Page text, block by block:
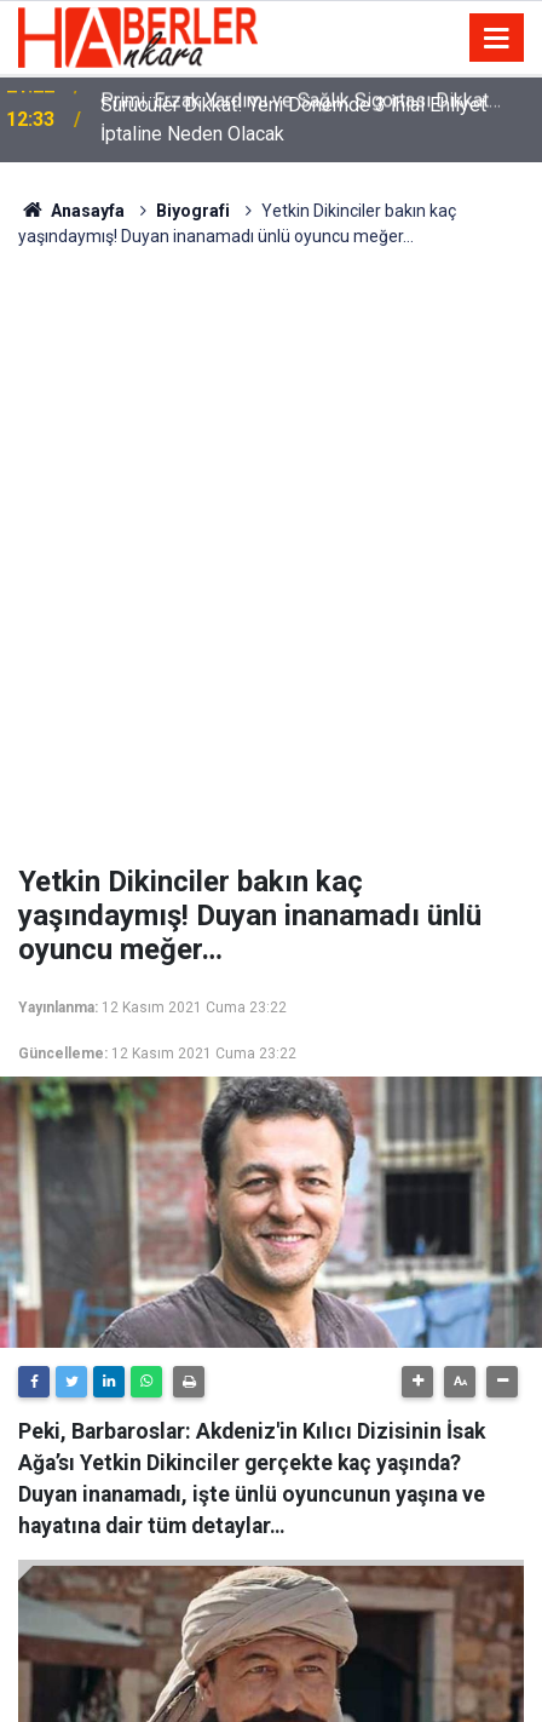
12:33
Sürücüler Dikkat! Yeni Dönemde 3 İhlal Ehliyet
İptaline Neden Olacak
Anasayfa Biyografi
Yetkin Dikinciler bakın kaç
yaşındaymış! Duyan inanamadı ünlü oyuncu meğer…
Yetkin Dikinciler bakın kaç
yaşındaymış! Duyan inanamadı ünlü
oyuncu meğer…
Yayınlanma: 12 Kasım 2021 Cuma 23:22
Güncelleme: 12 Kasım 2021 Cuma 23:22
Peki, Barbaroslar: Akdeniz'in Kılıcı Dizisinin İsak
Ağa’sı Yetkin Dikinciler gerçekte kaç yaşında?
Duyan inanamadı, işte ünlü oyuncunun yaşına ve
hayatına dair tüm detaylar…